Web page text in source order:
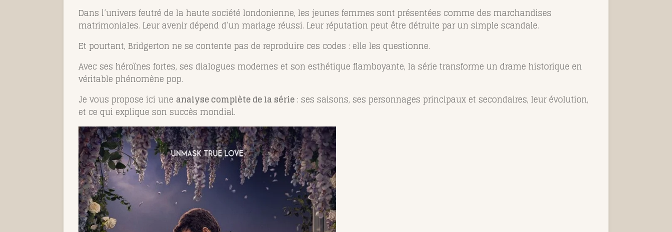
Dans l’univers feutré de la haute société londonienne, les jeunes femmes sont présentées comme des marchandises
matrimoniales. Leur avenir dépend d’un mariage réussi. Leur réputation peut être détruite par un simple scandale.
Et pourtant, Bridgerton ne se contente pas de reproduire ces codes : elle les questionne.
Avec ses héroïnes fortes, ses dialogues modernes et son esthétique flamboyante, la série transforme un drame historique en
véritable phénomène pop.
Je vous propose ici une analyse complète de la série : ses saisons, ses personnages principaux et secondaires, leur évolution,
et ce qui explique son succès mondial.